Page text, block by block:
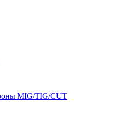
MIG/TIG/CUT